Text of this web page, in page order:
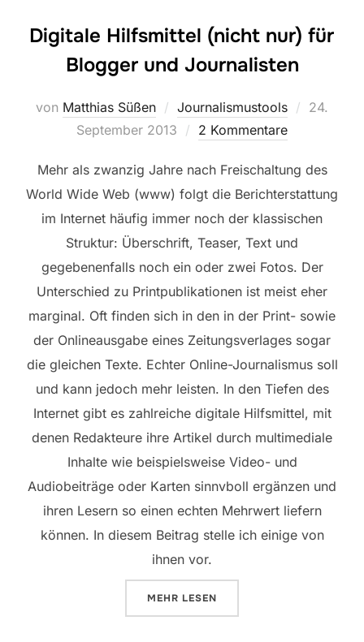
Digitale Hilfsmittel (nicht nur) für
Blogger und Journalisten
von Matthias Süßen Journalismustools
24.
September 2013
2 Kommentare
Mehr als zwanzig Jahre nach Freischaltung des
World Wide Web (www) folgt die Berichterstattung
im Internet häufig immer noch der klassischen
Struktur: Überschrift, Teaser, Text und
gegebenenfalls noch ein oder zwei Fotos. Der
Unterschied zu Printpublikationen ist meist eher
marginal. Oft finden sich in den in der Print- sowie
der Onlineausgabe eines Zeitungsverlages sogar
die gleichen Texte. Echter Online-Journalismus soll
und kann jedoch mehr leisten. In den Tiefen des
Internet gibt es zahlreiche digitale Hilfsmittel, mit
denen Redakteure ihre Artikel durch multimediale
Inhalte wie beispielsweise Video- und
Audiobeiträge oder Karten sinnvboll ergänzen und
ihren Lesern so einen echten Mehrwert liefern
können. In diesem Beitrag stelle ich einige von
ihnen vor.
MEHR ÜBER „DIGITALE HILFSMITTEL
LESEN